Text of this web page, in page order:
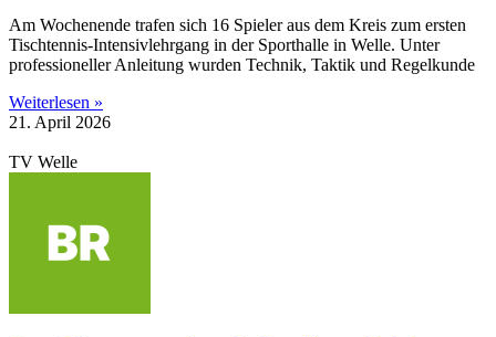
Am Wochenende trafen sich 16 Spieler aus dem Kreis zum ersten
Tischtennis-Intensivlehrgang in der Sporthalle in Welle. Unter
professioneller Anleitung wurden Technik, Taktik und Regelkunde
Weiterlesen »
21. April 2026
TV Welle